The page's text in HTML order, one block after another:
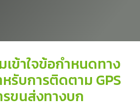
เข้าใจข้อกำหนดทาง
รับการติดตาม GPS
รขนส่งทางบก